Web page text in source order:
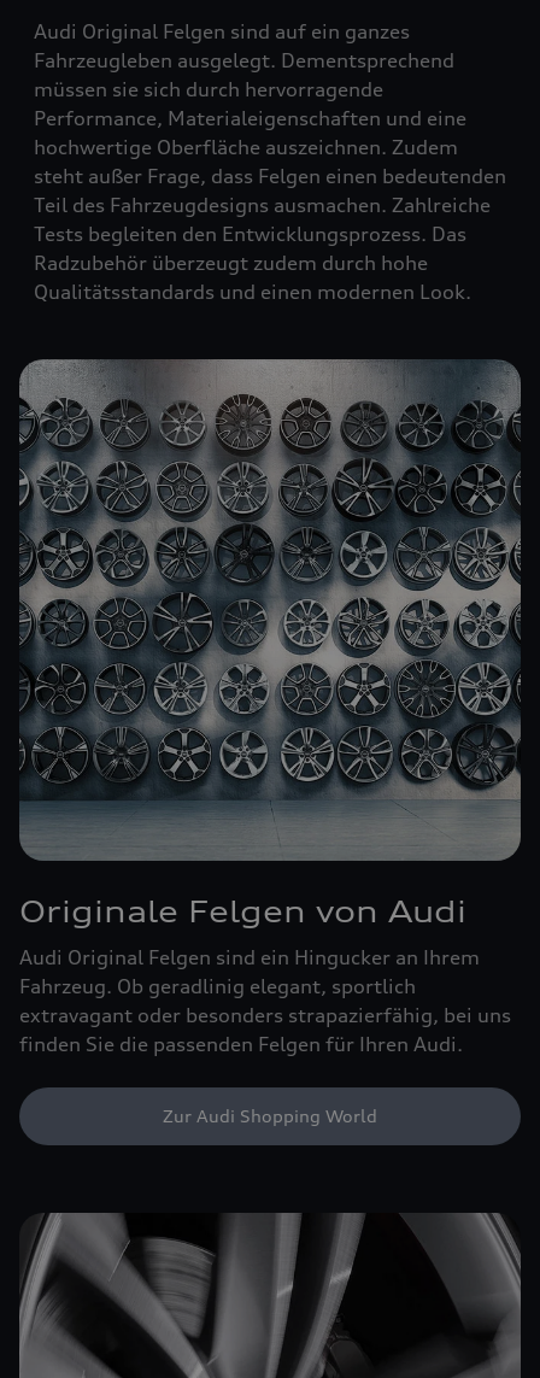
Audi Original Felgen sind auf ein ganzes
Fahrzeugleben ausgelegt. Dementsprechend
müssen sie sich durch hervorragende
Performance, Materialeigenschaften und eine
hochwertige Oberfläche auszeichnen. Zudem
steht außer Frage, dass Felgen einen bedeutenden
Teil des Fahrzeugdesigns ausmachen. Zahlreiche
Tests begleiten den Entwicklungsprozess. Das
Radzubehör überzeugt zudem durch hohe
Qualitätsstandards und einen modernen Look.
Originale Felgen von Audi
Audi Original Felgen sind ein Hingucker an Ihrem
Fahrzeug. Ob geradlinig elegant, sportlich
extravagant oder besonders strapazierfähig, bei uns
finden Sie die passenden Felgen für Ihren Audi.
Zur Audi Shopping World